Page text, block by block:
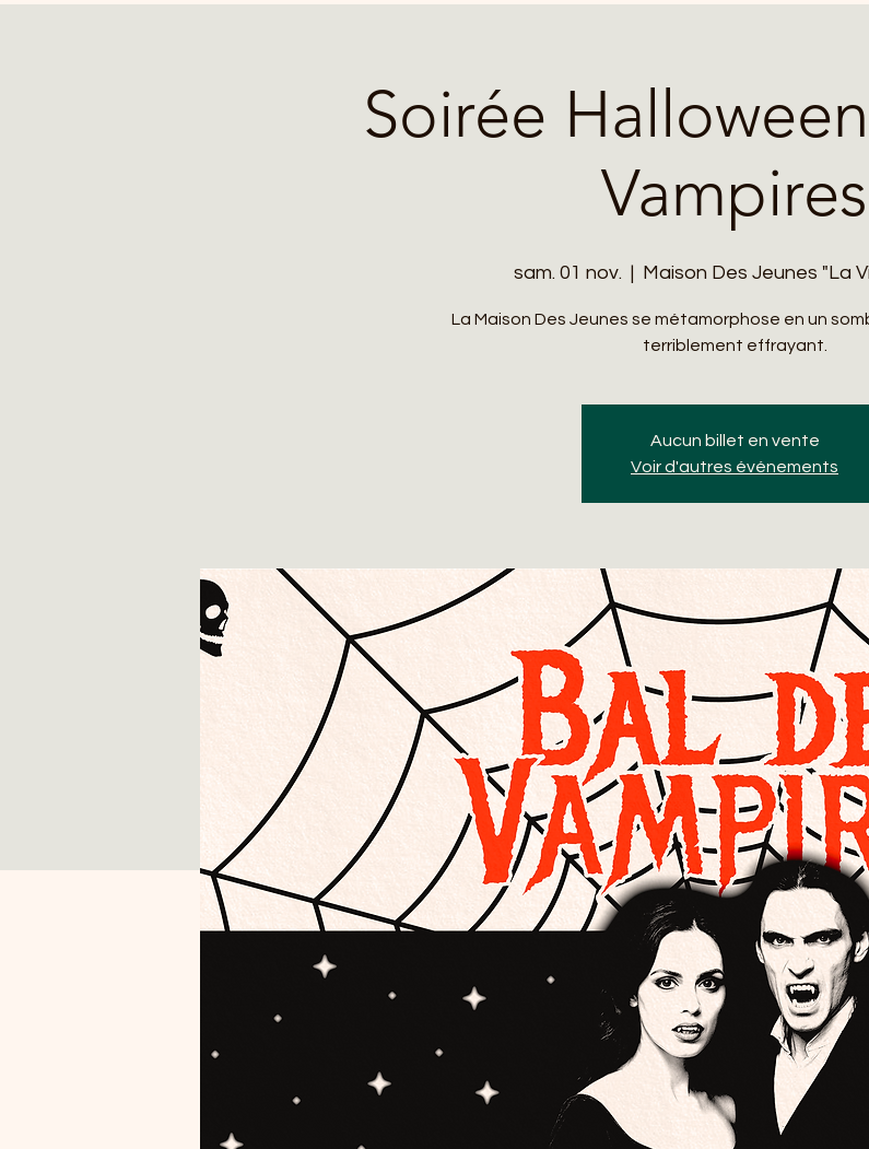
Soirée
Vampires
sam. 01 nov.
  |
Maison Des Jeunes "La
La Maison Des Jeunes se métamorphose en un
terriblement effrayant.
Aucun billet en vente
Voir d'autres événements